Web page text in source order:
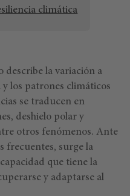
climática
describe la variación a
los patrones climáticos
se traducen en
deshielo polar y
otros fenómenos. Ante
frecuentes, surge la
que tiene la
y adaptarse al